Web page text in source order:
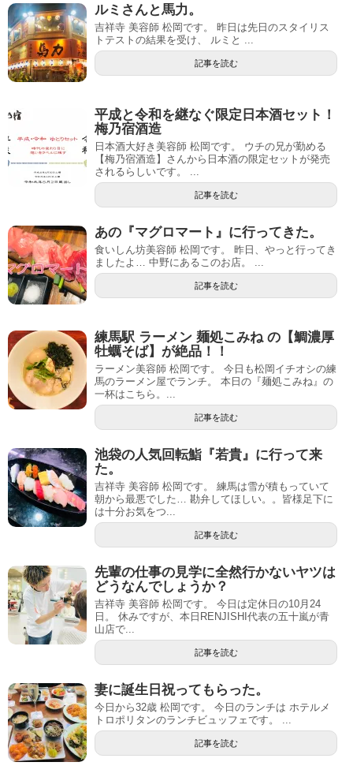
ルミさんと馬力。
吉祥寺 美容師 松岡です。 昨日は先日のスタイリス
トテストの結果を受け、 ルミと ...
記事を読む
平成と令和を継なぐ限定日本酒セット！
梅乃宿酒造
日本酒大好き美容師 松岡です。 ウチの兄が勤める
【梅乃宿酒造】さんから日本酒の限定セットが発売
されるらしいです。 ...
記事を読む
あの『マグロマート』に行ってきた。
食いしん坊美容師 松岡です。 昨日、やっと行ってき
ましたよ… 中野にあるこのお店。 ...
記事を読む
練馬駅 ラーメン 麺処こみね の【鯛濃厚
牡蠣そば】が絶品！！
ラーメン美容師 松岡です。 今日も松岡イチオシの練
馬のラーメン屋でランチ。 本日の『麺処こみね』の
一杯はこちら。...
記事を読む
池袋の人気回転鮨『若貴』に行って来
た。
吉祥寺 美容師 松岡です。 練馬は雪が積もっていて
朝から最悪でした… 勘弁してほしい。。皆様足下に
は十分お気をつ...
記事を読む
先輩の仕事の見学に全然行かないヤツは
どうなんでしょうか？
吉祥寺 美容師 松岡です。 今日は定休日の10月24
日。 休みですが、本日RENJISHI代表の五十嵐が青
山店で...
記事を読む
妻に誕生日祝ってもらった。
今日から32歳 松岡です。 今日のランチは ホテルメ
トロポリタンのランチビュッフェです。 ...
記事を読む